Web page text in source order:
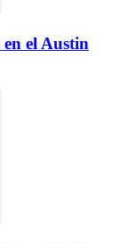
el Austin